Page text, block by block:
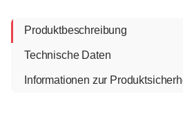
Produktbeschreibung
Technische Daten
Informationen zur